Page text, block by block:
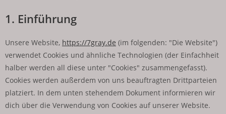
1. Einführung
Unsere Website, https://7gray.de (im folgenden: "Die Website")
verwendet Cookies und ähnliche Technologien (der Einfachheit
halber werden all diese unter "Cookies" zusammengefasst).
Cookies werden außerdem von uns beauftragten Drittparteien
platziert. In dem unten stehendem Dokument informieren wir
dich über die Verwendung von Cookies auf unserer Website.